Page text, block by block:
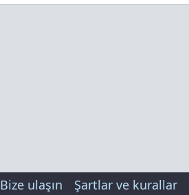
Bize ulaşın Şartlar ve kurallar